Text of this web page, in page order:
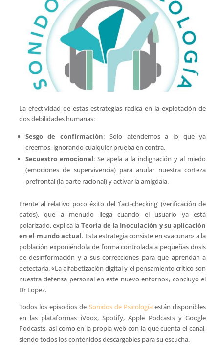
La efectividad de estas estrategias radica en la explotación de
dos debilidades humanas:
Sesgo de confirmación: Solo atendemos a lo que ya
creemos, ignorando cualquier prueba en contra.
Secuestro emocional: Se apela a la indignación y al miedo
(emociones de supervivencia) para anular nuestra corteza
prefrontal (la parte racional) y activar la amígdala.
Frente al relativo poco éxito del ‘fact-checking’ (verificación de
datos), que a menudo llega cuando el usuario ya está
polarizado, explica la Teoría de la Inoculación y su aplicación
en el mundo actual. Esta estrategia consiste en «vacunar» a la
población exponiéndola de forma controlada a pequeñas dosis
de desinformación y a sus correcciones para que aprendan a
detectarla. «La alfabetización digital y el pensamiento crítico son
nuestra defensa personal en este nuevo entorno», concluyó el
Dr Lopez.
Todos los episodios de Sonidos de Psicologíaestán disponibles
en las plataformas iVoox, Spotify, Apple Podcasts y Google
Podcasts, así como en la propia web con la que cuenta el canal,
siendo todos los contenidos descargables para su escucha.